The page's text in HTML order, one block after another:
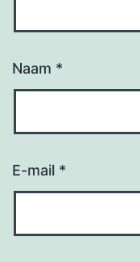
Naam *
E-mail *